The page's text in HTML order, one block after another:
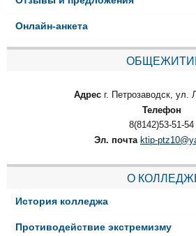
Онлайн-анкета
Адрес г. Петрозаводск, ул.
Телефон
8(8142)53-51-54
Эл. почта ktip-
О
История колледжа
Противодействие экстремизму